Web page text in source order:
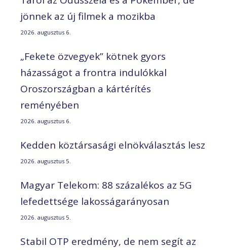
jönnek az új filmek a mozikba
2026. augusztus 6.
„Fekete özvegyek” kötnek gyors
házasságot a frontra indulókkal
Oroszországban a kártérítés
reményében
2026. augusztus 6.
Kedden köztársasági elnökválasztás lesz
2026. augusztus 5.
Magyar Telekom: 88 százalékos az 5G
lefedettsége lakosságarányosan
2026. augusztus 5.
Stabil OTP eredmény, de nem segít az